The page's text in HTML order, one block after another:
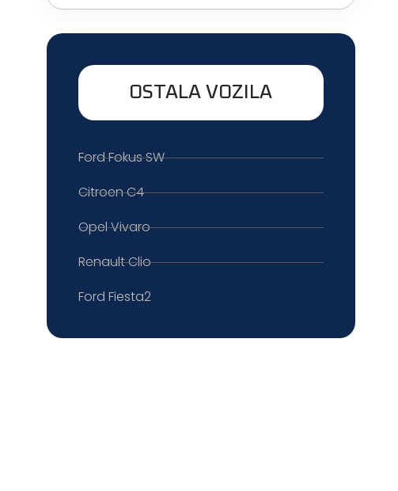
OSTALA VOZILA
Ford Fokus SW
Citroen C4
Opel Vivaro
Renault Clio
Ford Fiesta2